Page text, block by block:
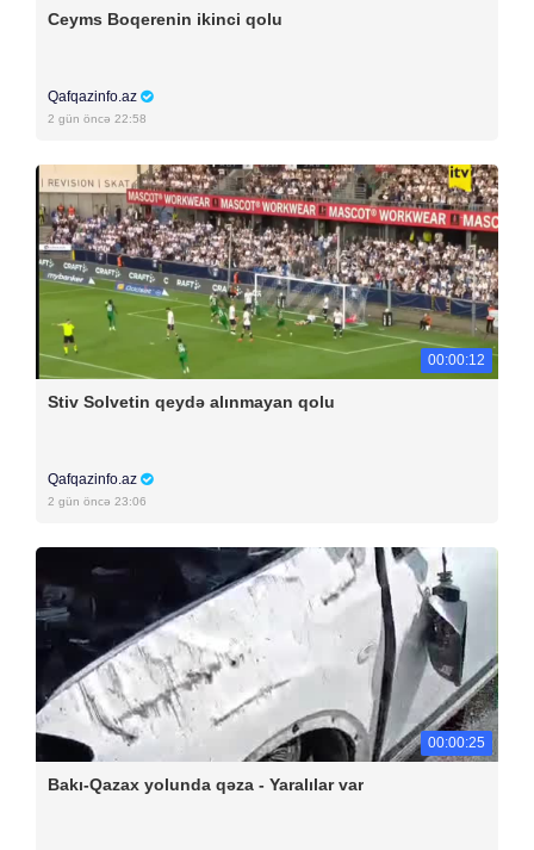
Ceyms Boqerenin ikinci qolu
Qafqazinfo.az
2 gün öncə 22:58
00:00:12
Stiv Solvetin qeydə alınmayan qolu
Qafqazinfo.az
2 gün öncə 23:06
00:00:25
Bakı-Qazax yolunda qəza - Yaralılar var